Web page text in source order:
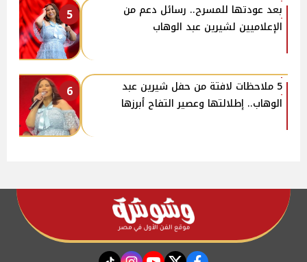
5
بعد عودتها للمسرح.. رسائل دعم من
الإعلاميين لشيرين عبد الوهاب
6
5 ملاحظات لافتة من حفل شيرين عبد
الوهاب.. إطلالتها وعصير التفاح أبرزها